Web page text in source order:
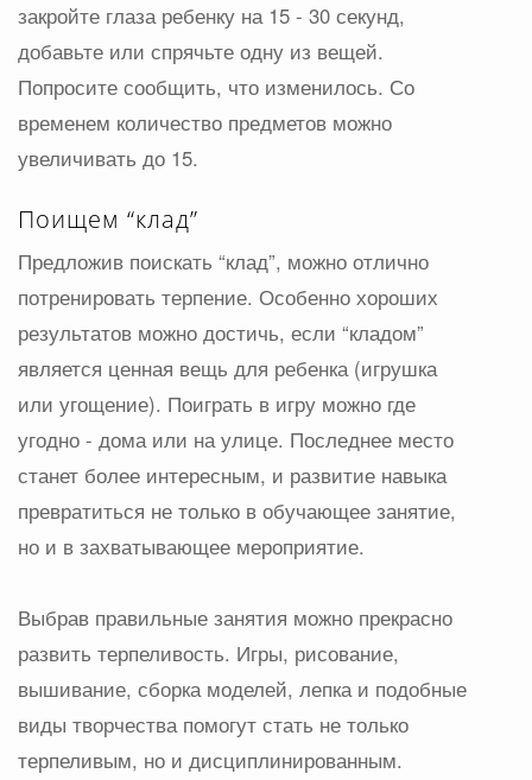
закройте глаза ребенку на 15 - 30 секунд,
добавьте или спрячьте одну из вещей.
Попросите сообщить, что изменилось. Со
временем количество предметов можно
увеличивать до 15.
Поищем “клад”
Предложив поискать “клад”, можно отлично
потренировать терпение. Особенно хороших
результатов можно достичь, если “кладом”
является ценная вещь для ребенка (игрушка
или угощение). Поиграть в игру можно где
угодно - дома или на улице. Последнее место
станет более интересным, и развитие навыка
превратиться не только в обучающее занятие,
но и в захватывающее мероприятие.
Выбрав правильные занятия можно прекрасно
развить терпеливость. Игры, рисование,
вышивание, сборка моделей, лепка и подобные
виды творчества помогут стать не только
терпеливым, но и дисциплинированным.